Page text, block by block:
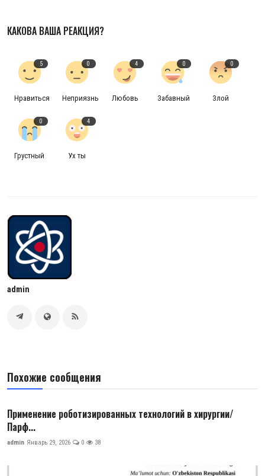
КАКОВА ВАША РЕАКЦИЯ?
5
Нравиться
0
Неприязнь
4
Любовь
0
Забавный
0
Злой
0
Грустный
4
Ух ты
admin
Похожие сообщения
Применение роботизированных технологий в хирургии/
Парф...
admin Январь 29, 2026 0 38